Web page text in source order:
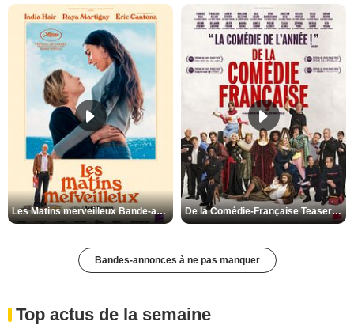
Les Matins merveilleux Bande-annonce VF De la Comédie-Française Teaser VF
Bandes-annonces à ne pas manquer
Top actus de la semaine